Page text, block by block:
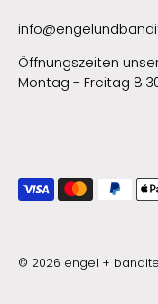
Öffnungszeiten
Montag - Freitag
© 2026 engel +